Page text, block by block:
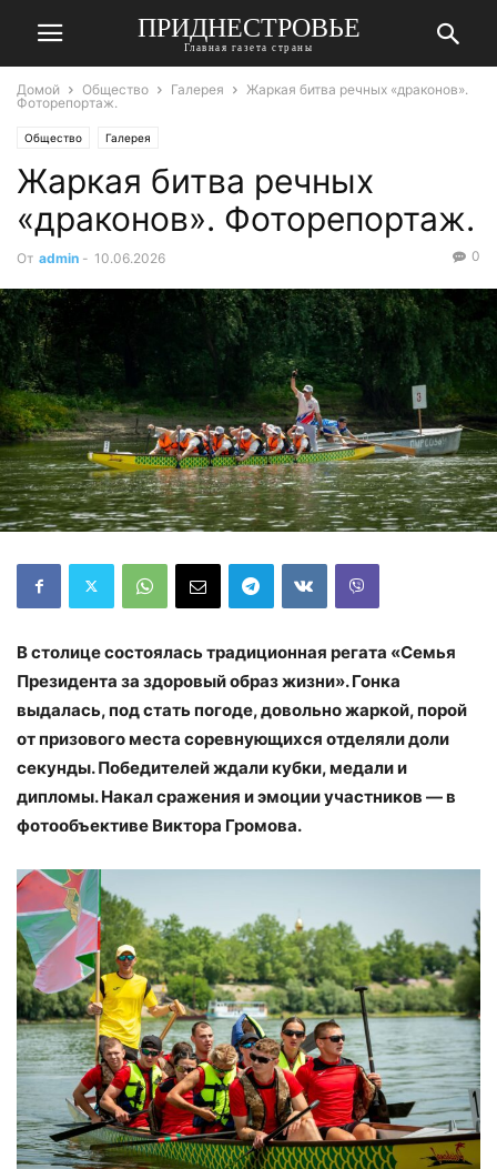
ПРИДНЕСТРОВЬЕ
Главная газета страны
Домой Общество Галерея
Жаркая битва речных «драконов».
Фоторепортаж.
Общество Галерея
Жаркая битва речных
«драконов». Фоторепортаж.
От admin - 10.06.2026 0
В столице состоялась традиционная регата «Семья
Президента за здоровый образ жизни». Гонка
выдалась, под стать погоде, довольно жаркой, порой
от призового места соревнующихся отделяли доли
секунды. Победителей ждали кубки, медали и
дипломы. Накал сражения и эмоции участников — в
фотообъективе Виктора Громова.